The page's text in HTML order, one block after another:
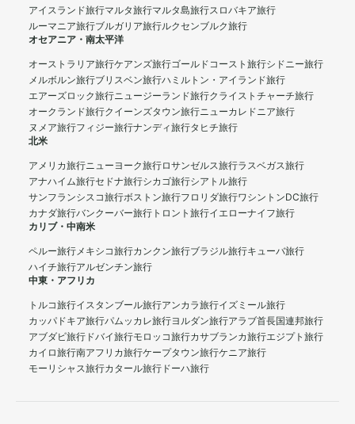
アイスランド旅行マルタ旅行マルタ島旅行スロバキア旅行
ルーマニア旅行ブルガリア旅行ルクセンブルク旅行
オセアニア・南太平洋
オーストラリア旅行ケアンズ旅行ゴールドコースト旅行シドニー旅行
メルボルン旅行ブリスベン旅行ハミルトン・アイランド旅行
エアーズロック旅行ニュージーランド旅行クライストチャーチ旅行
オークランド旅行クイーンズタウン旅行ニューカレドニア旅行
ヌメア旅行フィジー旅行ナンディ旅行タヒチ旅行
北米
アメリカ旅行ニューヨーク旅行ロサンゼルス旅行ラスベガス旅行
アナハイム旅行セドナ旅行シカゴ旅行シアトル旅行
サンフランシスコ旅行ボストン旅行フロリダ旅行ワシントンDC旅行
カナダ旅行バンクーバー旅行 トロント旅行イエローナイフ旅行
カリブ・中南米
ペルー旅行メキシコ旅行カンクン旅行ブラジル旅行キューバ旅行
ハイチ旅行アルゼンチン旅行
中東・アフリカ
トルコ旅行イスタンブール旅行アンカラ旅行イズミール旅行
カッパドキア旅行パムッカレ旅行ヨルダン旅行アラブ首長国連邦旅行
アブダビ旅行 ドバイ旅行モロッコ旅行カサブランカ旅行エジプト旅行
カイロ旅行南アフリカ旅行ケープタウン旅行ケニア旅行
モーリシャス旅行カタール旅行 ドーハ旅行